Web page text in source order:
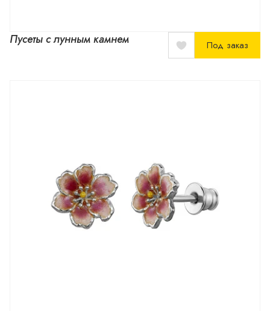
Пусеты с лунным камнем Под заказ